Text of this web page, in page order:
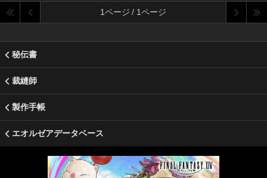
1ページ / 1ページ
秘伝書
裁縫師
製作手帳
エオルゼアデータベース